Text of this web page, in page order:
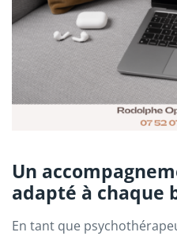
Un
adapté à chaque
En tant que